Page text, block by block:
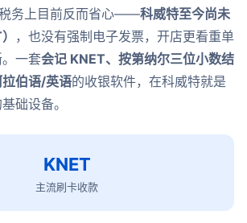
务上目前反而省心——科威特至今尚未
，也没有强制电子发票，开店更看重单
一套会记 KNET、按第纳尔三位小数结
伯语/英语的收银软件，在科威特就是
础设备。
KNET
主流刷卡收款